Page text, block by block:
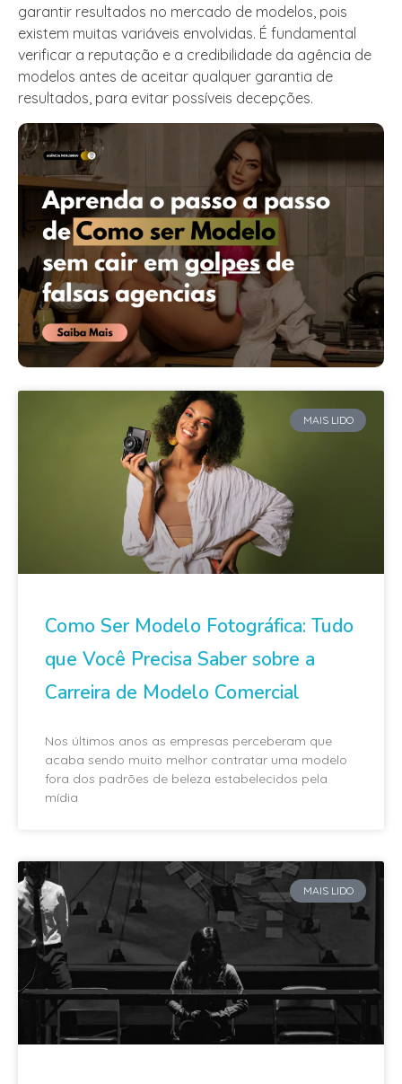
garantir resultados no mercado de modelos, pois
existem muitas variáveis envolvidas. É fundamental
verificar a reputação e a credibilidade da agência de
modelos antes de aceitar qualquer garantia de
resultados, para evitar possíveis decepções.
MAIS LIDO
Como Ser Modelo Fotográfica: Tudo
que Você Precisa Saber sobre a
Carreira de Modelo Comercial
Nos últimos anos as empresas perceberam que
acaba sendo muito melhor contratar uma modelo
fora dos padrões de beleza estabelecidos pela
mídia
MAIS LIDO